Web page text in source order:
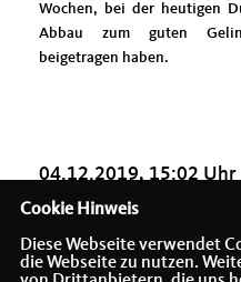
Wochen, bei der heutigen
Abbau zum guten
beigetragen haben.
04.12.2019, 15:02 Uhr
Cookie Hinweis
Diese Webseite verwendet
die Webseite zu nutzen.